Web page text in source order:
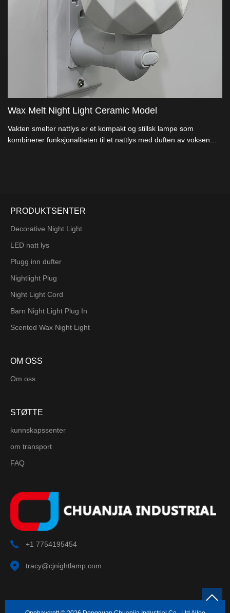
Wax Melt Night Light Ceramic Model
Vakten smelter nattlys er et kompakt og stillsk lampe som
kombinerer funksjonaliteten til et nattlys med duften av voksen
PRODUKTSENTER
Decorative Night Light
LED natt lys
Plugg inn dufter
Nightlight Plug
Night Light Cord
Barn Night Light Plug In
Scented Wax Night Light
OM OSS
Om oss
STØTTE
kunnskapssenter
om transport
FAQ
+1 7754195454
tracy@cjnightlamp.com